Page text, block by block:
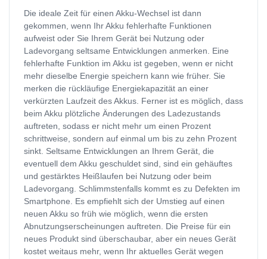
Die ideale Zeit für einen Akku-Wechsel ist dann
gekommen, wenn Ihr Akku fehlerhafte Funktionen
aufweist oder Sie Ihrem Gerät bei Nutzung oder
Ladevorgang seltsame Entwicklungen anmerken. Eine
fehlerhafte Funktion im Akku ist gegeben, wenn er nicht
mehr dieselbe Energie speichern kann wie früher. Sie
merken die rückläufige Energiekapazität an einer
verkürzten Laufzeit des Akkus. Ferner ist es möglich, dass
beim Akku plötzliche Änderungen des Ladezustands
auftreten, sodass er nicht mehr um einen Prozent
schrittweise, sondern auf einmal um bis zu zehn Prozent
sinkt. Seltsame Entwicklungen an Ihrem Gerät, die
eventuell dem Akku geschuldet sind, sind ein gehäuftes
und gestärktes Heißlaufen bei Nutzung oder beim
Ladevorgang. Schlimmstenfalls kommt es zu Defekten im
Smartphone. Es empfiehlt sich der Umstieg auf einen
neuen Akku so früh wie möglich, wenn die ersten
Abnutzungserscheinungen auftreten. Die Preise für ein
neues Produkt sind überschaubar, aber ein neues Gerät
kostet weitaus mehr, wenn Ihr aktuelles Gerät wegen